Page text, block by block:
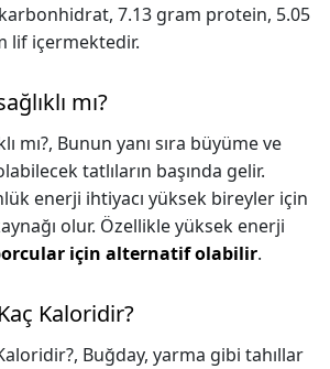
7.13 gram protein, 5.05
lif içermektedir.
mı?
mı?, Bunun yanı sıra büyüme ve
tatlıların başında gelir.
enerji ihtiyacı yüksek bireyler için
olur. Özellikle yüksek enerji
için alternatif olabilir.
Kaloridir?
Buğday, yarma gibi tahıllar